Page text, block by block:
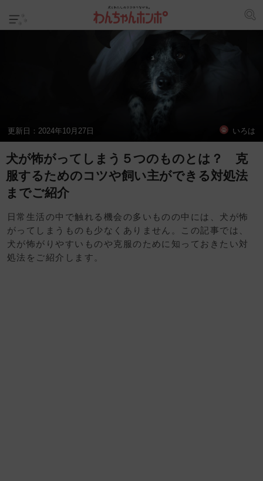
更新日： 2024年10月27日 いろは
犬が怖がってしまう５つのものとは？ 克
服するためのコツや飼い主ができる対処法
までご紹介
日常生活の中で触れる機会の多いものの中には、犬が怖
がってしまうものも少なくありません。この記事では、
犬が怖がりやすいものや克服のために知っておきたい対
処法をご紹介します。